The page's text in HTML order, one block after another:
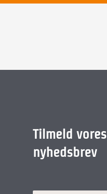
Tilmeld vores
nyhedsbrev